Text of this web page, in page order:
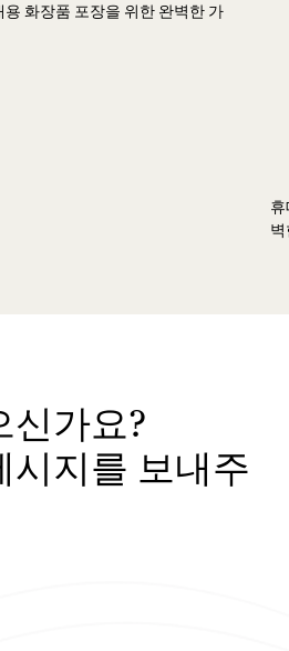
화장품 포장을 위한 완벽한 가
신가요?
시지를 보내주